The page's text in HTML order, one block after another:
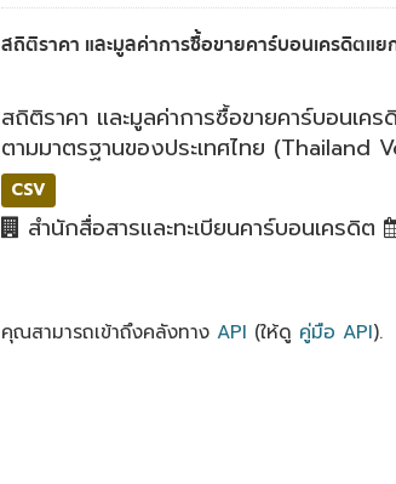
สถิติราคา และมูลค่าการซื้อขายคาร์บอนเครดิตแย
สถิติราคา และมูลค่าการซื้อขายคาร์บอนเค
ตามมาตรฐานของประเทศไทย (Thailand
CSV
สำนักสื่อสารและทะเบียนคาร์บอนเครดิต
คุณสามารถเข้าถึงคลังทาง API (ให้ดู คู่มือ API).